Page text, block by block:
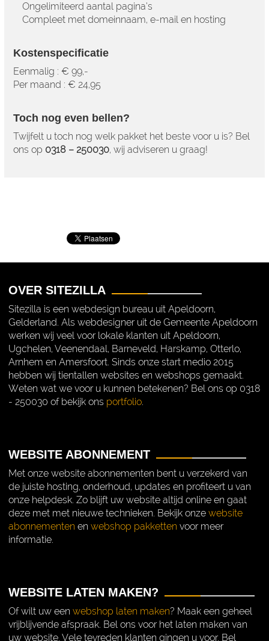
Ongelimiteerd aantal pagina’s
Compleet met domeinnaam, e-mail en hosting
Kostenspecificatie
Eenmalig : € 99,-
Per maand : € 24,95
Toch nog even bellen?
Twijfelt u toch nog welk pakket het beste voor u is? Bel
ons op 0318 – 250030, wij adviseren u graag!
OVER SITEZILLA
Sitezilla is een webdesign bureau uit Apeldoorn,
Gelderland. Als webdesigner uit de Gemeente Apeldoorn
werken wij veel voor lokale klanten uit Apeldoorn,
Ugchelen, Veenendaal, Barneveld, Harskamp, Otterlo,
Arnhem en Amersfoort. Sinds onze start medio 2015
hebben wij tientallen websites en webshops gemaakt.
Weten wat we voor u kunnen betekenen? Bel ons op 0318
- 250030 of bekijk ons portfolio.
WEBSITE ABONNEMENT
Met onze website abonnementen bent u verzekerd van
de juiste hosting, onderhoud, updates en profiteert u van
onze helpdesk. Zo blijft uw website altijd online en gaat
deze met met nieuwe technieken. Bekijk onze website
abonnementen en webshop pakketten voor meer
informatie.
WEBSITE LATEN MAKEN?
Of wilt uw een webshop laten maken? Maak een geheel
vrijblijvende afspraak. Bel ons voor het laten maken van
uw website. Vele tevreden klanten gingen u voor. Bel